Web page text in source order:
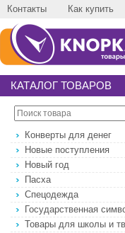
Контакты Как купить
КАТАЛОГ ТОВАРОВ
Конверты для денег
Новые поступления
Новый год
Пасха
Спецодежда
Государственная
Товары для школы и